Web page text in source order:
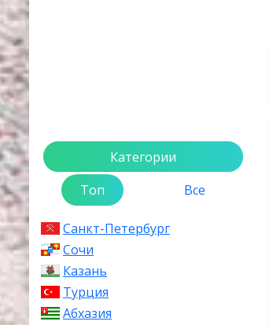
Категории
Топ
Все
Санкт-Петербург
Сочи
Казань
Турция
Абхазия